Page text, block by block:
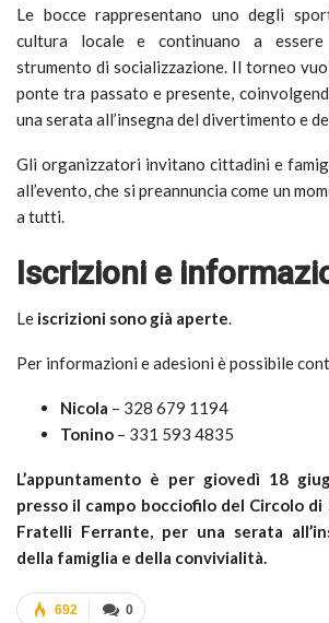
Le bocce rappresentano uno degli
cultura locale e continuano a
strumento di socializzazione. Il torneo
ponte tra passato e presente,
una serata all’insegna del divertimento e
Gli organizzatori invitano cittadini e
all’evento, che si preannuncia come un
a tutti.
Iscrizioni e
Le iscrizioni sono già aperte
Per informazioni e adesioni è possibile
Nicola – 328 679 1194
Tonino – 331 593 4835
L’appuntamento è per giovedì 18
presso il campo bocciofilo del Circolo di
Fratelli Ferrante, per una serata
della famiglia e della convivialità.
0
692